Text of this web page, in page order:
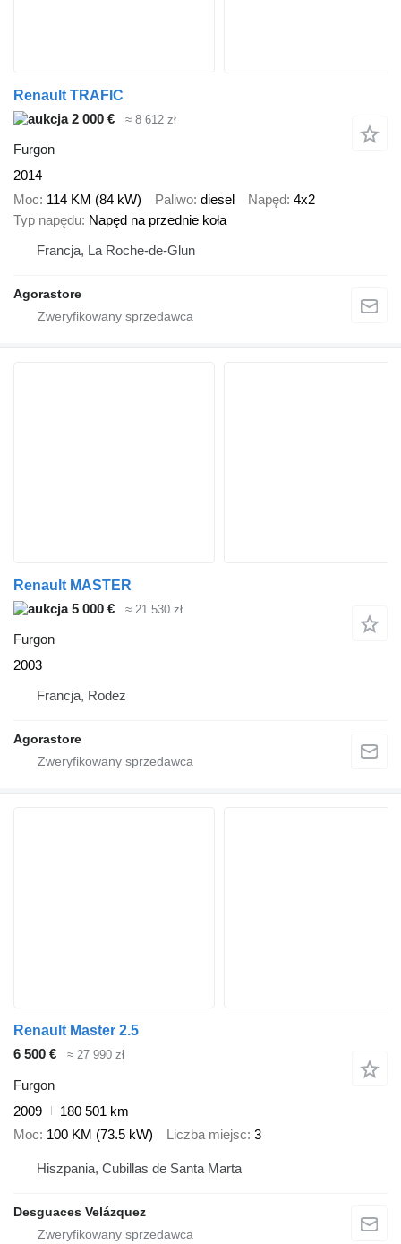
Renault TRAFIC
2 000 €
≈ 8 612 zł
Furgon
2014
Moc 114 KM (84 kW) Paliwo diesel Napęd 4x2
Typ napędu Napęd na przednie koła
Francja, La Roche-de-Glun
Agorastore
Renault MASTER
5 000 €
≈ 21 530 zł
Furgon
2003
Francja, Rodez
Agorastore
Renault Master 2.5
6 500 €
≈ 27 990 zł
Furgon
2009
180 501 km
Moc 100 KM (73.5 kW) Liczba miejsc 3
Hiszpania, Cubillas de Santa Marta
Desguaces Velázquez